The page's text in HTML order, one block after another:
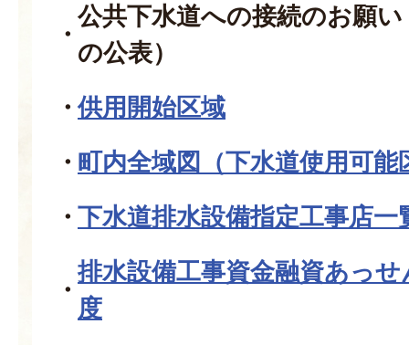
公共下水道への接続のお願
の公表）
供用開始区域
町内全域図（下水道使用可能
下水道排水設備指定工事店一
排水設備工事資金融資あっ
度